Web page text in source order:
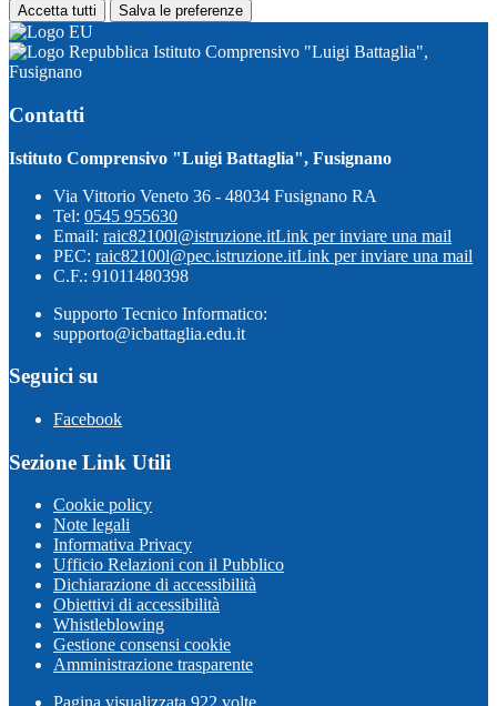
Accetta tutti Salva le preferenze
Istituto Comprensivo "Luigi Battaglia",
Fusignano
Contatti
Istituto Comprensivo "Luigi Battaglia", Fusignano
Via Vittorio Veneto 36 - 48034 Fusignano RA
Tel: 0545 955630
Email: raic82100l@istruzione.itLink per inviare una mail
PEC: raic82100l@pec.istruzione.itLink per inviare una mail
C.F.: 91011480398
Supporto Tecnico Informatico:
supporto@icbattaglia.edu.it
Seguici su
Facebook
Sezione Link Utili
Cookie policy
Note legali
Informativa Privacy
Ufficio Relazioni con il Pubblico
Dichiarazione di accessibilità
Obiettivi di accessibilità
Whistleblowing
Gestione consensi cookie
Amministrazione trasparente